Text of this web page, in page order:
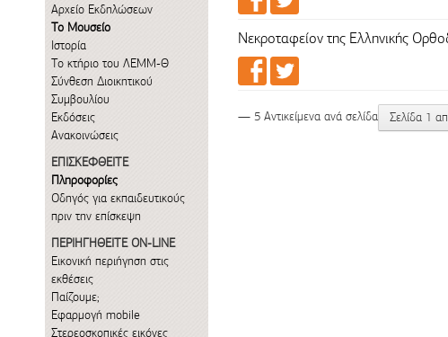
Αρχείο Εκδηλώσεων
Το Μουσείο
Ιστορία
Το κτήριο του ΛΕΜΜ-Θ
Σύνθεση Διοικητικού
Συμβουλίου
Εκδόσεις
Ανακοινώσεις
ΕΠΙΣΚΕΦΘΕΙΤΕ
Πληροφορίες
Οδηγός για εκπαιδευτικούς
πριν την επίσκεψη
ΠΕΡΙΗΓΗΘΕΙΤΕ ON-LINE
Εικονική περιήγηση στις
εκθέσεις
Παίζουμε;
Εφαρμογή mobile
Στερεοσκοπικές εικόνες
Νεκροταφείον της Ελληνικής
Σελίδα 1
— 5 Αντικείμενα ανά σελίδα